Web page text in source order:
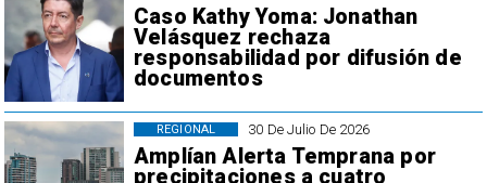
Caso Kathy Yoma: Jonathan
Velásquez rechaza
responsabilidad por difusión de
documentos
30 De Julio De 2026
Amplían Alerta Temprana por
precipitaciones a cuatro
REGIONAL